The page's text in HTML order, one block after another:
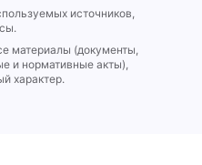
источников,
материалы (документы,
и нормативные акты),
характер.